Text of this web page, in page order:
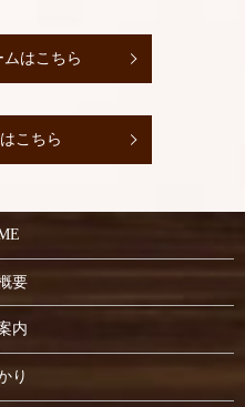
ムはこちら
こちら
要
内
り